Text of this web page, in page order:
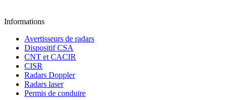
Informations
Avertisseurs de radars
Dispositif CSA
CNT et CACIR
CISR
Radars Doppler
Radars laser
Permis de conduire